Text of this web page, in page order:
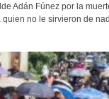
Adán Fúnez por la
no le sirvieron de